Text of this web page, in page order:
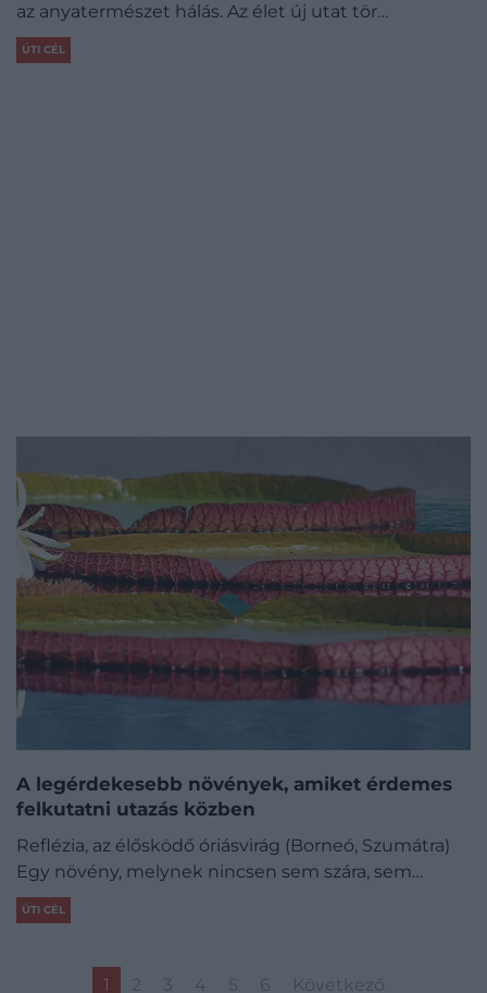
az anyatermészet hálás. Az élet új utat tör…
ÚTI CÉL
A legérdekesebb növények, amiket érdemes
felkutatni utazás közben
Reflézia, az élősködő óriásvirág (Borneó, Szumátra)
Egy növény, melynek nincsen sem szára, sem…
ÚTI CÉL
1 2 3 4 5 6 Következő